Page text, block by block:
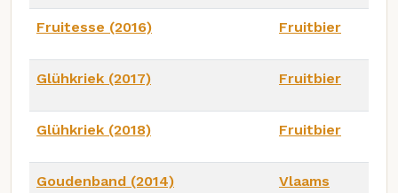
Fruitesse (2016) Fruitbier
Glühkriek (2017) Fruitbier
Glühkriek (2018) Fruitbier
Goudenband (2014)
Vlaams